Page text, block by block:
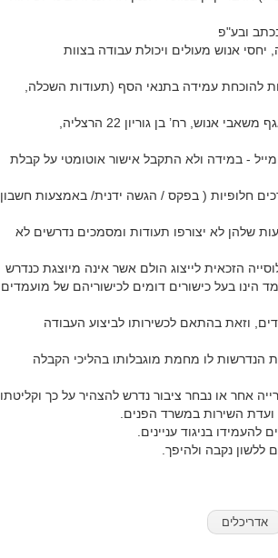
ובע"פ
יחסי אנוש מעולים ויכולת עבודה בצוות
להוכחת עמידה בתנאי הסף (תעודות השכלה,
אנוש, רח’ בן גוריון 22 הרצליה,
- במידה ולא התקבל אישור אוטומטי על קבלת
חלופיות ( בפקס / הגשה ידנית/ באמצעות חשבון
שלהן לא יצורפו תעודות ומסמכים נדרשים לא
הזכאית לייצוג הולם אשר אינה מיוצגת כנדרש
בעל כישורים דומים לכישוריהם של מועמדים
וזאת בהתאם לכשירותו לביצוע העבודה
הנדרשות לו מחמת מוגבלותו בהליכי הקבלה
אחר או נבחר ציבור נדרש להצהיר על כך וקליטתו
ועדת השירות במשרד הפנים.
בניגוד עניינים.
ללשון נקבה ולהיפך.
אדריכלים